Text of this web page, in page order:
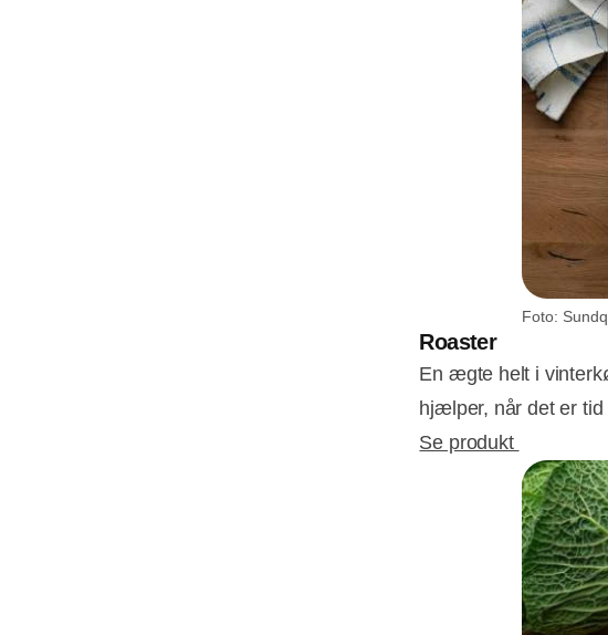
Foto:
Roaster
En ægte helt i
hjælper, når det er tid
Se produkt